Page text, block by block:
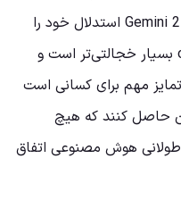
واقعیت است که Gemini 2.0 Flash Thinking استدلال خود را
نمایش می‌دهد، در حالی که مدل o1 بسیار خجالتی‌تر است و
مهم برای کسانی است
حاصل کنند که هیچ
طولانی هوش مصنوعی اتفاق